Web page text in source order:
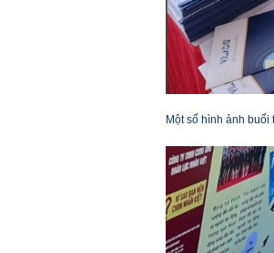
Một số hình ảnh buổi